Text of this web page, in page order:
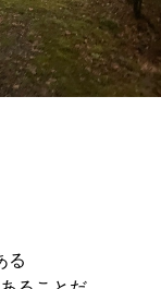
る